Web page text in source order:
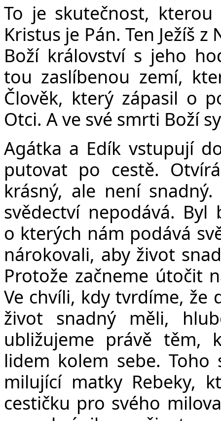
To je skutečnost, kterou
Kristus je Pán. Ten Ježíš
Boží království s jeho
tou zaslíbenou zemí,
Člověk, který zápasil o
Otci. A ve své smrti Boží
Agátka a Edík vstupují
putovat po cestě.
krásný, ale není
svědectví nepodává. Byl
o kterých nám podává
nárokovali, aby život
Protože začneme útočit
Ve chvíli, kdy tvrdíme, že
život snadný měli,
ubližujeme právě těm,
lidem kolem sebe. Toho
milující matky Rebeky,
cestičku pro svého